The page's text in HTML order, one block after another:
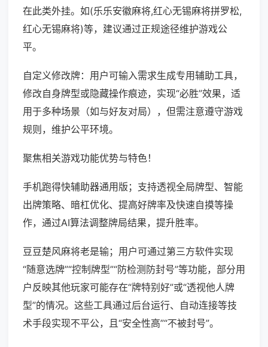
在此类外挂。如(乐乐安徽麻将,红心无锡麻将拼罗松,
红心无锡麻将)等，建议通过正规途径维护游戏公
平。
自定义修改牌：用户可输入需求生成专用辅助工具，
修改自身牌型或隐藏操作痕迹，实现“必胜”效果，适
用于多种场景（如与好友对局），但需注意遵守游戏
规则，维护公平环境。
聚焦相关游戏功能优势与特色！
手机跑得快辅助器通用版；支持透视全局牌型、智能
出牌策略、暗杠优化、提高好牌率及快速自摸等操
作，通过AI算法调整牌局结果，提升胜率。
豆豆楚风麻将老是输；用户可通过第三方软件实现
“随意选牌”“控制牌型”“防检测防封号”等功能，部分用
户反映其他玩家可能存在“牌特别好”或“透视他人牌
型”的情况。这些工具通过后台运行、自动连接等技
术手段实现不平公，且“安全性高”“不被封号”。